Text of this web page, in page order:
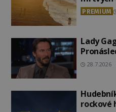
PREMIUM
Lady
28.7.2026
rockové